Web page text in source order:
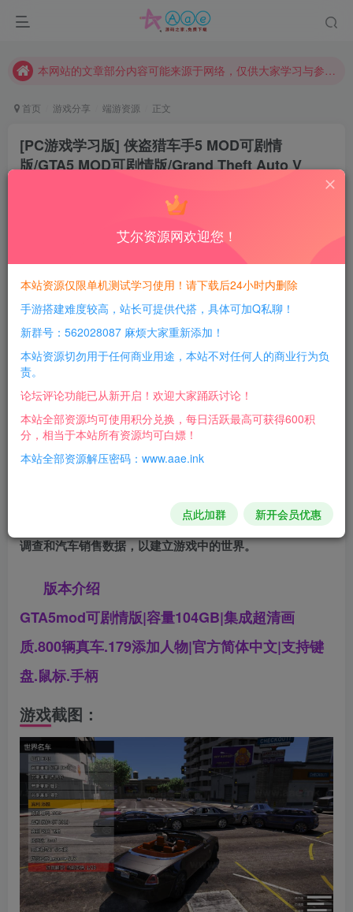
请勿相信任何评论区广告！以免上当受骗！
本站评论功能已从新开启！欢迎大家踊跃讨论！（用户每日活跃可得积分数量增加至600，加速获得更多免费资源！）
现在赞助会员享受专属折扣，详情点击此条公告。
首页 游戏分享 端游资源 正文
[PC游戏学习版] 侠盗猎车手5 MOD可剧情
版/GTA5 MOD可剧情版/Grand Theft Auto V
每日活跃最高可获得600积分！所有资源可以使用
积分免费兑换！
游戏介绍：
《侠盗猎车手5》简称《GTA5》（台版译作《横行霸道
5》），是一款由Rockstar Games制作并发行的动作冒险游
戏。
游戏采用新版雷霆引擎（RAGE引擎），画面表现力异
常强悍。游戏故事发生在以美国洛杉矶、南加州及其周边地
制作单位拍摄了超过25万张相关照片，并且研究了人口
调查和汽车销售数据，以建立游戏中的世界。
版本介绍
GTA5mod可剧情版|容量104GB|集成超清画
质.800辆真车.179添加人物|官方简体中文|支持键
盘.鼠标.手柄
游戏截图：
艾尔资源网欢迎您！
本站资源仅限单机测试学习使用！请下载后24小时内删除
手游搭建难度较高，站长可提供代搭，具体可加Q私聊！
新群号：562028087 麻烦大家重新添加！
本站资源切勿用于任何商业用途，本站不对任何人的商业行为负
责。
论坛评论功能已从新开启！欢迎大家踊跃讨论！
本站全部资源均可使用积分兑换，每日活跃最高可获得600积
分，相当于本站所有资源均可白嫖！
本站全部资源解压密码：www.aae.ink
点此加群 新开会员优惠